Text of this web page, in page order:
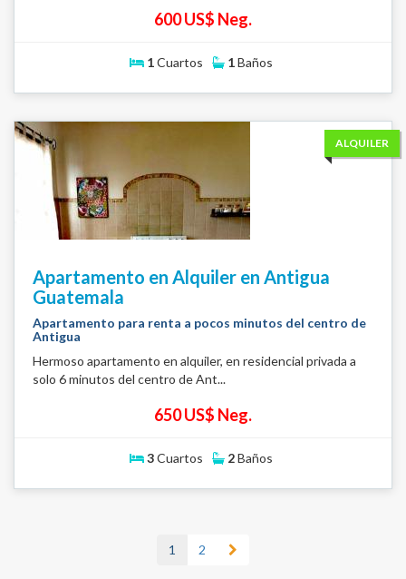
600 US$ Neg.
1Cuartos 1Baños
ALQUILER
Apartamento en Alquiler en Antigua
Guatemala
Apartamento para renta a pocos minutos del centro de
Antigua
Hermoso apartamento en alquiler, en residencial privada a
solo 6 minutos del centro de Ant...
650 US$ Neg.
3Cuartos 2Baños
1 2